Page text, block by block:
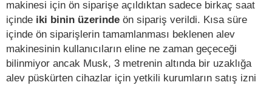
makinesi için ön siparişe açıldıktan sadece birkaç saat
içinde iki binin üzerinde ön sipariş verildi. Kısa süre
içinde ön siparişlerin tamamlanması beklenen alev
makinesinin kullanıcıların eline ne zaman geçeceği
bilinmiyor ancak Musk, 3 metrenin altında bir uzaklığa
alev püskürten cihazlar için yetkili kurumların satış izni